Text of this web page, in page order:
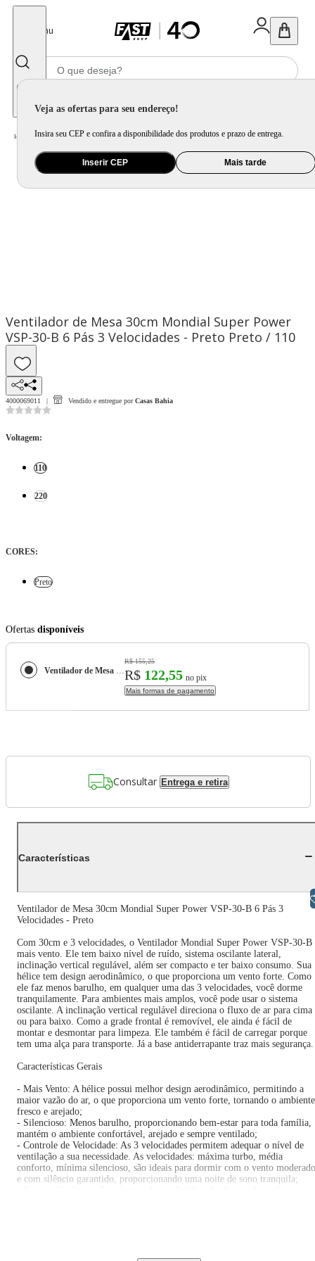
Menu
Veja as ofertas para seu endereço!
Insira seu CEP e confira a disponibilidade dos produtos e prazo de entrega.
Inserir CEP Mais tarde
Home Ar e Ventilação / Ventilador / Ventilador de Mesa 30cm Mondial Super Power VSP-30-B 6 Pás 3 Velocidades -
Ventilador de Mesa 30cm Mondial Super Power
VSP-30-B 6 Pás 3 Velocidades - Preto Preto / 110
4000069011 Vendido e entregue por Casas Bahia
Voltagem:
110
220
CORES:
Preto
Ofertas disponíveis
Ventilador de Mesa 30cm Mondial Super Power VSP-30-B 6 Pás 3 Velocidades - Preto
R$ 155,25
R$ 122,55 no pix
Mais formas de pagamento
Consultar Entrega e retira
Características
Ventilador de Mesa 30cm Mondial Super Power VSP-30-B 6 Pás 3
Velocidades - Preto
Com 30cm e 3 velocidades, o Ventilador Mondial Super Power VSP-30-B
mais vento. Ele tem baixo nível de ruído, sistema oscilante lateral,
inclinação vertical regulável, além ser compacto e ter baixo consumo. Sua
hélice tem design aerodinâmico, o que proporciona um vento forte. Como
ele faz menos barulho, em qualquer uma das 3 velocidades, você dorme
tranquilamente. Para ambientes mais amplos, você pode usar o sistema
oscilante. A inclinação vertical regulável direciona o fluxo de ar para cima
ou para baixo. Como a grade frontal é removível, ele ainda é fácil de
montar e desmontar para limpeza. Ele também é fácil de carregar porque
tem uma alça para transporte. Já a base antiderrapante traz mais segurança.
Características Gerais
- Mais Vento: A hélice possui melhor design aerodinâmico, permitindo a
maior vazão do ar, o que proporciona um vento forte, tornando o ambiente
fresco e arejado;
- Silencioso: Menos barulho, proporcionando bem-estar para toda família,
mantém o ambiente confortável, arejado e sempre ventilado;
- Controle de Velocidade: As 3 velocidades permitem adequar o nível de
ventilação a sua necessidade. As velocidades: máxima turbo, média
conforto, mínima silencioso, são ideais para dormir com o vento moderado
e com silêncio garantido, proporcionando uma noite de sono tranquila;
desmontagem rápida, prática e fácil de limpar. A grade frontal é